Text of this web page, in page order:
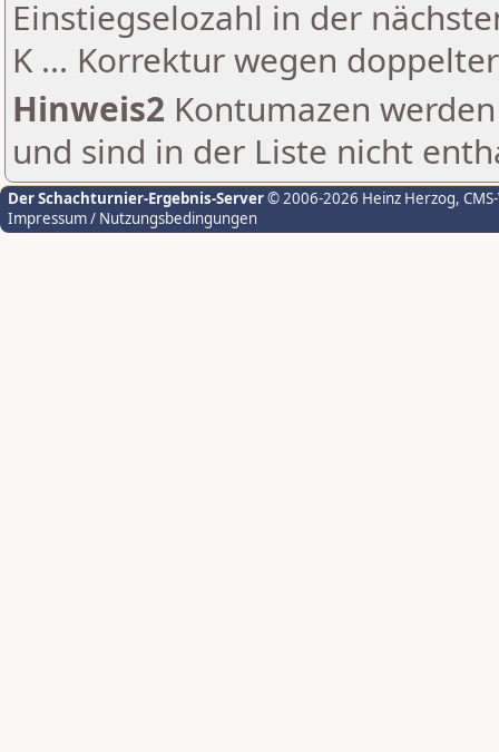
Einstiegselozahl in der
K ... Korrektur wegen
Hinweis2 Kontumazen
und sind in der Liste nicht
Der Schachturnier-Ergebnis-Server© 2006-2026 Heinz Herzog,
Impressum / Nutzungsbedingungen